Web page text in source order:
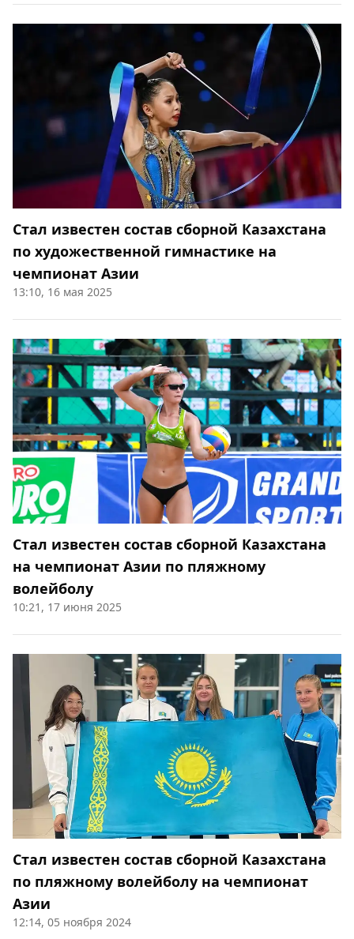
Стал известен состав сборной Казахстана
по художественной гимнастике на
чемпионат Азии
13:10, 16 мая 2025
Стал известен состав сборной Казахстана
на чемпионат Азии по пляжному
волейболу
10:21, 17 июня 2025
Стал известен состав сборной Казахстана
по пляжному волейболу на чемпионат
Азии
12:14, 05 ноября 2024